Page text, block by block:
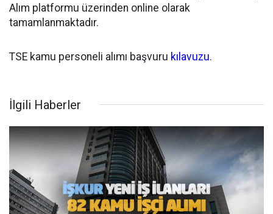
Alım platformu üzerinden online olarak
tamamlanmaktadır.
TSE kamu personeli alımı başvuru kılavuzu.
İlgili Haberler